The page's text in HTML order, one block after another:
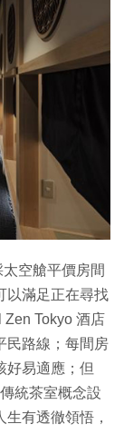
空艙平價房間
以滿足正在尋找
Tokyo 酒店
民路線；每間房
好易適應；但
統茶室概念設
有透徹領悟，